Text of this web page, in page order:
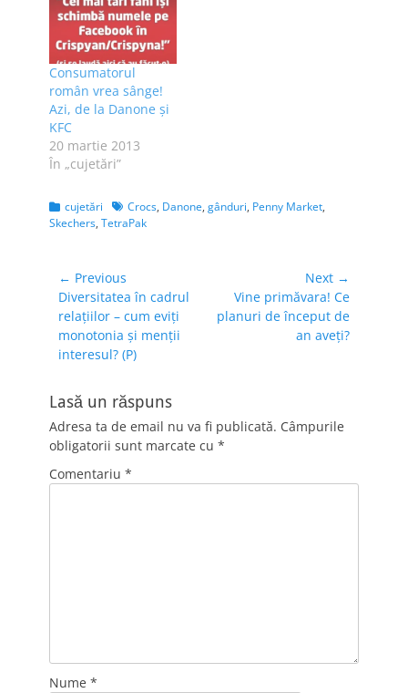
Consumatorul
român vrea sânge!
Azi, de la Danone şi
KFC
20 martie 2013
În „cujetări”
Categories
cujetări TagsCrocs, Danone, gânduri, Penny Market,
Skechers, TetraPak
Navigare
în
articole
← Previous
Previous
post:
Diversitatea în cadrul
relațiilor – cum eviți
monotonia și menții
interesul? (P)
Next →
post:
Vine primăvara! Ce
planuri de început de
an aveți?
Lasă un răspuns
Adresa ta de email nu va fi publicată. Câmpurile
obligatorii sunt marcate cu *
Comentariu *
Nume *